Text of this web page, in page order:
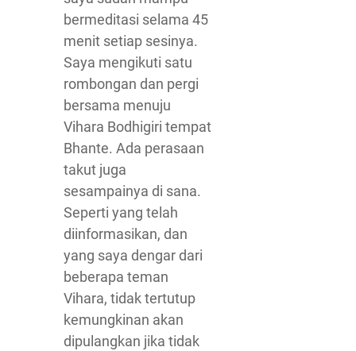
bermeditasi selama 45
menit setiap sesinya.
Saya mengikuti satu
rombongan dan pergi
bersama menuju
Vihara Bodhigiri tempat
Bhante. Ada perasaan
takut juga
sesampainya di sana.
Seperti yang telah
diinformasikan, dan
yang saya dengar dari
beberapa teman
Vihara, tidak tertutup
kemungkinan akan
dipulangkan jika tidak